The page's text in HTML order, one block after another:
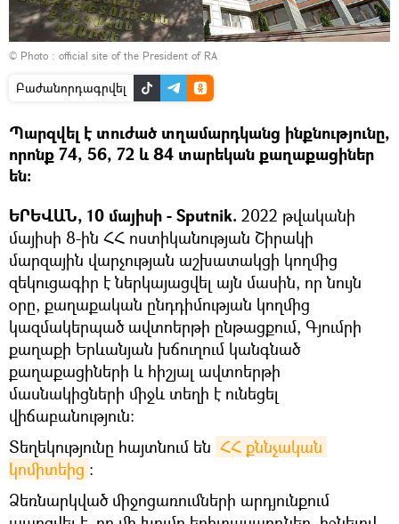
© Photo : official site of the President of RA
Բաժանորդագրվել
Պարզվել է տուժած տղամարդկանց ինքնությունը,
որոնք 74, 56, 72 և 84 տարեկան քաղաքացիներ
են:
ԵՐԵՎԱՆ, 10 մայիսի - Sputnik. 2022 թվականի
մայիսի 8-ին ՀՀ ոստիկանության Շիրակի
մարզային վարչության աշխատակցի կողմից
զեկուցագիր է ներկայացվել այն մասին, որ նույն
օրը, քաղաքական ընդդիմության կողմից
կազմակերպած ավտոերթի ընթացքում, Գյումրի
քաղաքի Երևանյան խճուղում կանգնած
քաղաքացիների և հիշյալ ավտոերթի
մասնակիցների միջև տեղի է ունեցել
վիճաբանություն։
Տեղեկությունը հայտնում են ՀՀ քննչական
կոմիտեից ։
Ձեռնարկված միջոցառումների արդյունքում